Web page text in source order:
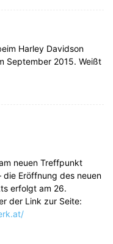
Harley Davidson
September 2015. Weißt
neuen Treffpunkt
Eröffnung des neuen
erfolgt am 26.
der Link zur Seite: